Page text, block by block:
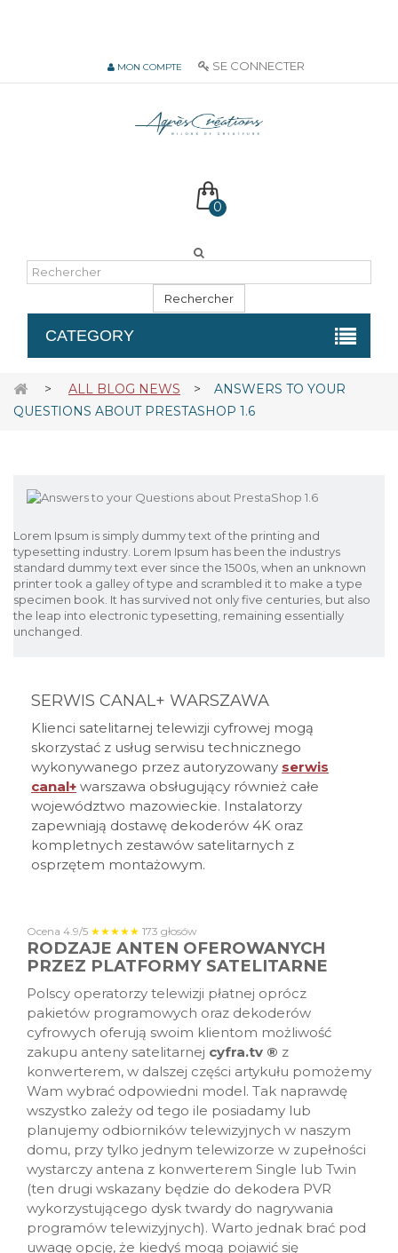
MON COMPTE SE CONNECTER
0
Rechercher
CATEGORY
> ALL BLOG NEWS >
ANSWERS TO YOUR
QUESTIONS ABOUT PRESTASHOP 1.6
Lorem Ipsum is simply dummy text of the printing and
typesetting industry. Lorem Ipsum has been the industrys
standard dummy text ever since the 1500s, when an unknown
printer took a galley of type and scrambled it to make a type
specimen book. It has survived not only five centuries, but also
the leap into electronic typesetting, remaining essentially
unchanged.
SERWIS CANAL+ WARSZAWA
Klienci satelitarnej telewizji cyfrowej mogą
skorzystać z usług serwisu technicznego
wykonywanego przez autoryzowany serwis
canal+ warszawa obsługujący również całe
województwo mazowieckie. Instalatorzy
zapewniają dostawę dekoderów 4K oraz
kompletnych zestawów satelitarnych z
osprzętem montażowym.
Ocena 4.9/5 ★★★★★ 173 głosów
RODZAJE ANTEN OFEROWANYCH
PRZEZ PLATFORMY SATELITARNE
Polscy operatorzy telewizji płatnej oprócz
pakietów programowych oraz dekoderów
cyfrowych oferują swoim klientom możliwość
zakupu anteny satelitarnej cyfra.tv ® z
konwerterem, w dalszej części artykułu pomożemy
Wam wybrać odpowiedni model. Tak naprawdę
wszystko zależy od tego ile posiadamy lub
planujemy odbiorników telewizyjnych w naszym
domu, przy tylko jednym telewizorze w zupełności
wystarczy antena z konwerterem Single lub Twin
(ten drugi wskazany będzie do dekodera PVR
wykorzystującego dysk twardy do nagrywania
programów telewizyjnych). Warto jednak brać pod
uwagę opcję, że kiedyś mogą pojawić się